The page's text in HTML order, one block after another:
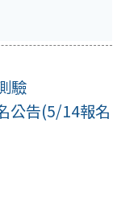
驗
公告(5/14報名